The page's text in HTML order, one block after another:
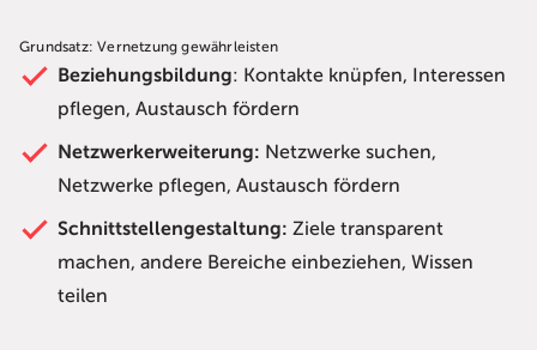
Grundsatz: Vernetzung gewährleisten
Beziehungsbildung: Kontakte knüpfen, Interessen
pflegen, Austausch fördern
Netzwerkerweiterung: Netzwerke suchen,
Netzwerke pflegen, Austausch fördern
Schnittstellengestaltung: Ziele transparent
machen, andere Bereiche einbeziehen, Wissen
teilen